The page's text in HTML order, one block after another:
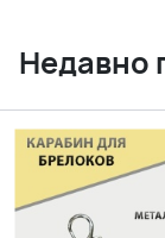
Недавно